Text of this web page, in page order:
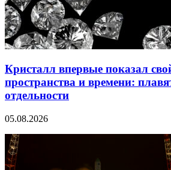
Кристалл впервые показал
пространства и времени:
отдельности
05.08.2026